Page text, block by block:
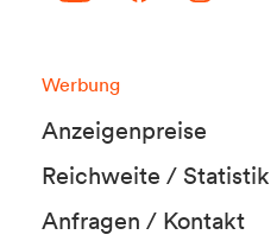
Werbung
Anzeigenpreise
Reichweite / Statistik
Anfragen / Kontakt